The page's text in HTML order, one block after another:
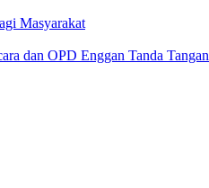
Masyarakat
dan OPD Enggan Tanda Tangan